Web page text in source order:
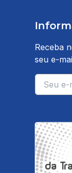
Receba
seu e-
E-mail